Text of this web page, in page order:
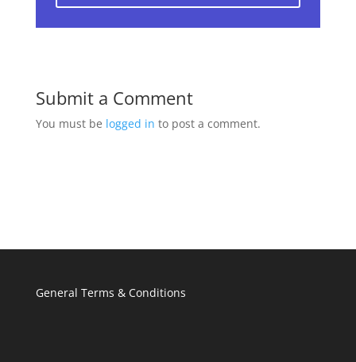
Submit a Comment
You must be logged in to post a comment.
General Terms & Conditions